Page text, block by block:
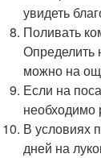
увидеть
Поливать
Определить
можно на
Если на
необходимо
В условиях
дней на